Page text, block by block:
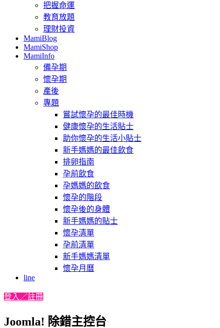
把握命運
教育放題
理財投資
MamiBlog
MamiShop
MamiInfo
備孕期
懷孕期
產後
專題
嘗試懷孕的最佳時機
健康懷孕的生活貼士
助你懷孕的生活小貼士
新手媽媽的最佳飲食
排卵指南
孕前飲食
孕媽媽的飲食
懷孕的階段
懷孕後的身體
新手媽媽的貼士
懷孕清單
孕前清單
新手媽媽清單
懷孕月曆
line
登入／註冊
Joomla! 除錯主控台